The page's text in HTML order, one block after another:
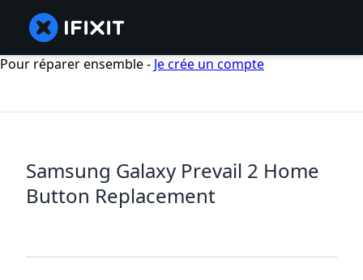
Pour réparer ensemble - Je crée un compte
Samsung Galaxy Prevail 2 Home
Button Replacement